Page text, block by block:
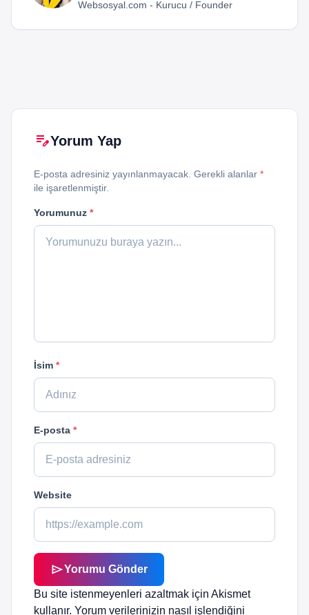
Websosyal.com - Kurucu / Founder
edit_noteYorum Yap
E-posta adresiniz yayınlanmayacak. Gerekli alanlar *
ile işaretlenmiştir.
Yorumunuz *
İsim *
E-posta *
Website
sendYorumu Gönder
Bu site istenmeyenleri azaltmak için Akismet
kullanır. Yorum verilerinizin nasıl işlendiğini